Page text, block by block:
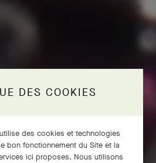
DES COOKIES
des cookies et technologies
bon fonctionnement du Site et la
ici proposes. Nous utilisons